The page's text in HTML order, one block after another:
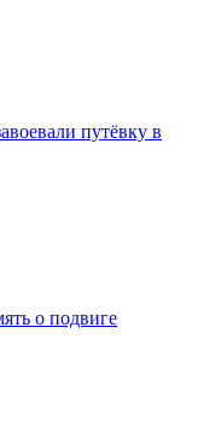
путёвку в
о подвиге